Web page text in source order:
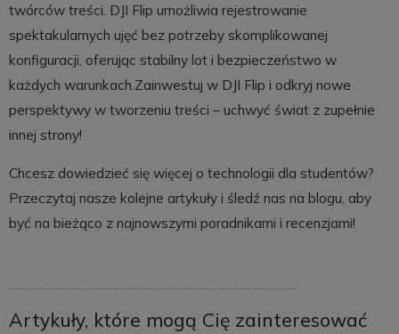
twórców treści. DJI Flip umożliwia rejestrowanie
spektakularnych ujęć bez potrzeby skomplikowanej
konfiguracji, oferując stabilny lot i bezpieczeństwo w
każdych warunkach.Zainwestuj w DJI Flip i odkryj nowe
perspektywy w tworzeniu treści – uchwyć świat z zupełnie
innej strony!
Chcesz dowiedzieć się więcej o technologii dla studentów?
Przeczytaj nasze kolejne artykuły i śledź nas na blogu, aby
być na bieżąco z najnowszymi poradnikami i recenzjami!
Artykuły, które mogą Cię zainteresować